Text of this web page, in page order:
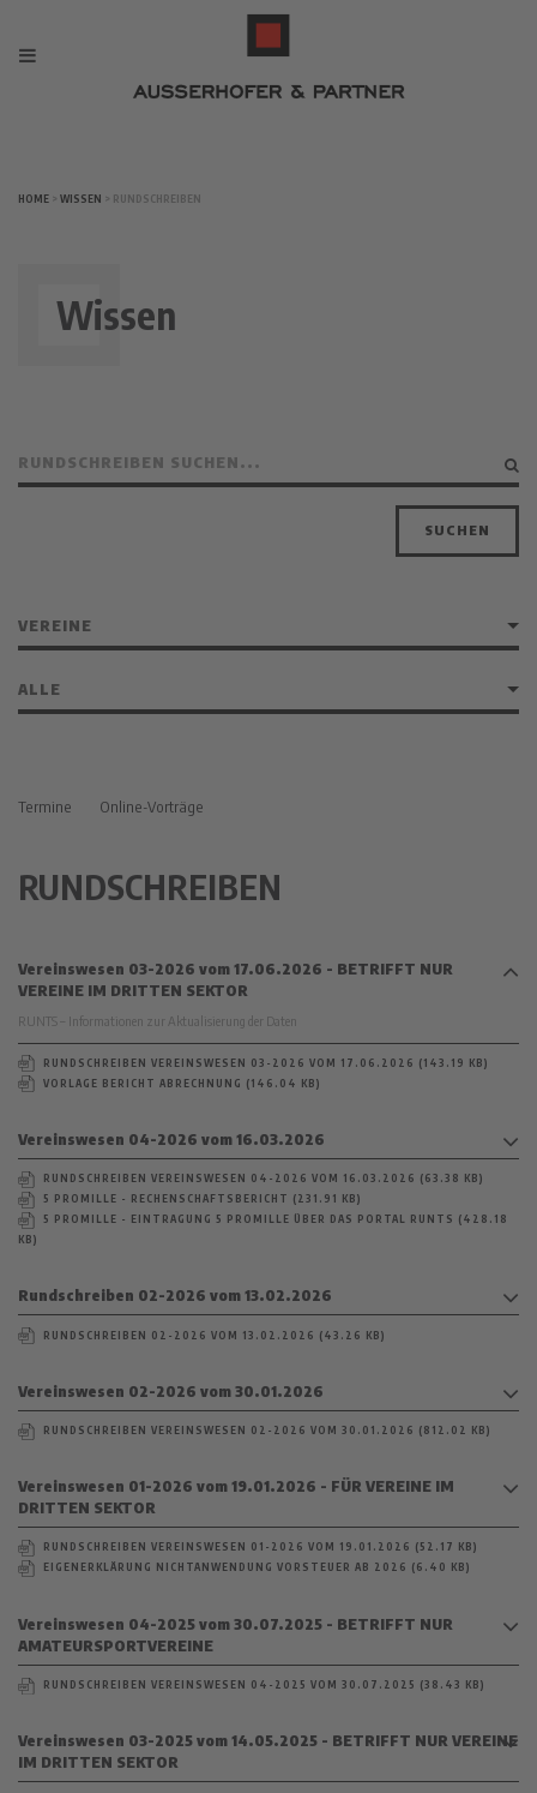
HOME > WISSEN > RUNDSCHREIBEN
Wissen
SUCHEN
Termine Online-Vorträge
RUNDSCHREIBEN
Vereinswesen 03-2026 vom 17.06.2026 - BETRIFFT NUR
VEREINE IM DRITTEN SEKTOR
RUNTS – Informationen zur Aktualisierung der Daten
RUNDSCHREIBEN VEREINSWESEN 03-2026 VOM 17.06.2026 (143.19 KB)
VORLAGE BERICHT ABRECHNUNG (146.04 KB)
Vereinswesen 04-2026 vom 16.03.2026
RUNDSCHREIBEN VEREINSWESEN 04-2026 VOM 16.03.2026 (63.38 KB)
5 PROMILLE - RECHENSCHAFTSBERICHT (231.91 KB)
5 PROMILLE - EINTRAGUNG 5 PROMILLE ÜBER DAS PORTAL RUNTS (428.18
KB)
Rundschreiben 02-2026 vom 13.02.2026
RUNDSCHREIBEN 02-2026 VOM 13.02.2026 (43.26 KB)
Vereinswesen 02-2026 vom 30.01.2026
RUNDSCHREIBEN VEREINSWESEN 02-2026 VOM 30.01.2026 (812.02 KB)
Vereinswesen 01-2026 vom 19.01.2026 - FÜR VEREINE IM
DRITTEN SEKTOR
RUNDSCHREIBEN VEREINSWESEN 01-2026 VOM 19.01.2026 (52.17 KB)
EIGENERKLÄRUNG NICHTANWENDUNG VORSTEUER AB 2026 (6.40 KB)
Vereinswesen 04-2025 vom 30.07.2025 - BETRIFFT NUR
AMATEURSPORTVEREINE
RUNDSCHREIBEN VEREINSWESEN 04-2025 VOM 30.07.2025 (38.43 KB)
Vereinswesen 03-2025 vom 14.05.2025 - BETRIFFT NUR VEREINE
IM DRITTEN SEKTOR